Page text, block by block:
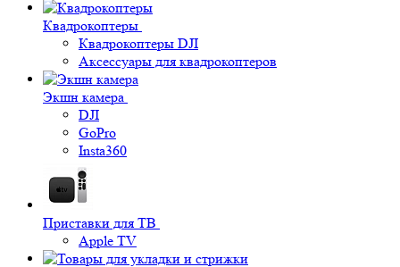
Квадрокоптеры
Квадрокоптеры DJI
Аксессуары для квадрокоптеров
Экшн камера
DJI
GoPro
Insta360
Приставки для ТВ
Apple TV